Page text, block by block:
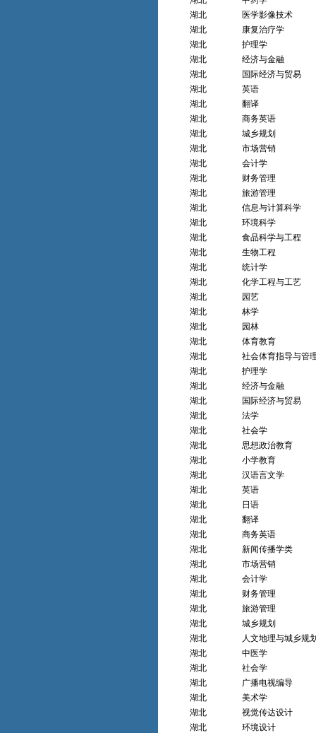
湖北
医学影像技术
湖北
康复治疗学
湖北
护理学
湖北
经济与金融
湖北
国际经济与贸易
湖北
英语
湖北
翻译
湖北
商务英语
湖北
城乡规划
湖北
市场营销
湖北
会计学
湖北
财务管理
湖北
旅游管理
湖北
信息与计算科学
湖北
环境科学
湖北
食品科学与工程
湖北
生物工程
湖北
统计学
湖北
化学工程与工艺
湖北
园艺
湖北
林学
湖北
园林
湖北
体育教育
湖北
社会体育指导与管
湖北
护理学
湖北
经济与金融
湖北
国际经济与贸易
湖北
法学
湖北
社会学
湖北
思想政治教育
湖北
小学教育
湖北
汉语言文学
湖北
英语
湖北
日语
湖北
翻译
湖北
商务英语
湖北
新闻传播学类
湖北
市场营销
湖北
会计学
湖北
财务管理
湖北
旅游管理
湖北
城乡规划
湖北
人文地理与城乡规
湖北
中医学
湖北
社会学
湖北
广播电视编导
湖北
美术学
湖北
视觉传达设计
湖北
环境设计